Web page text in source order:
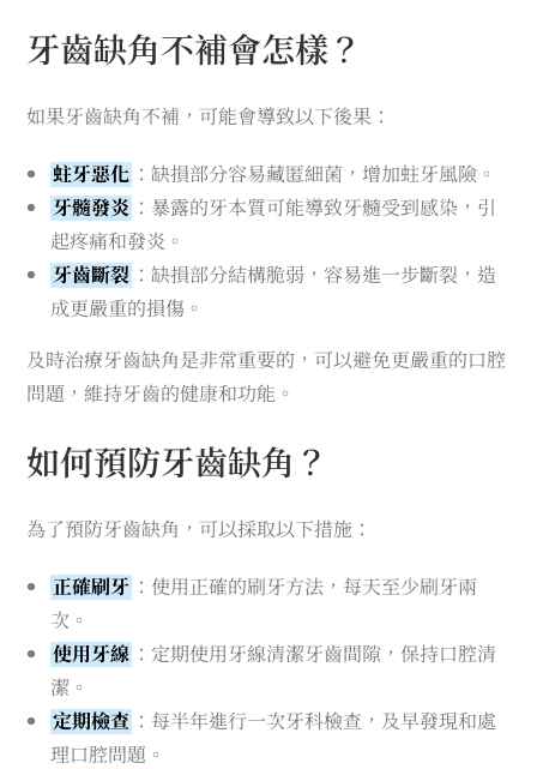
牙齒缺角不補會怎樣？
如果牙齒缺角不補，可能會導致以下後果：
蛀牙惡化 ：缺損部分容易藏匿細菌，增加蛀牙風險。
牙髓發炎 ：暴露的牙本質可能導致牙髓受到感染，引
起疼痛和發炎。
牙齒斷裂 ：缺損部分結構脆弱，容易進一步斷裂，造
成更嚴重的損傷。
及時治療牙齒缺角是非常重要的，可以避免更嚴重的口腔
問題，維持牙齒的健康和功能。
如何預防牙齒缺角？
為了預防牙齒缺角，可以採取以下措施：
正確刷牙 ：使用正確的刷牙方法，每天至少刷牙兩
次。
使用牙線 ：定期使用牙線清潔牙齒間隙，保持口腔清
潔。
定期檢查 ：每半年進行一次牙科檢查，及早發現和處
理口腔問題。